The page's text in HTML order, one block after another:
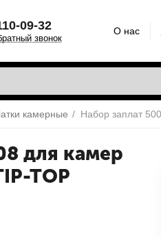
09-32
звонок
О нас
камерные /
для камер
TOP